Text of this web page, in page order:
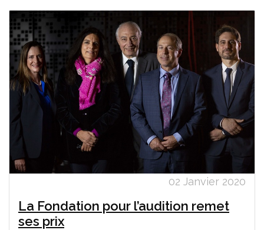
02 Janvier 2020
La Fondation pour l’audition remet
ses prix